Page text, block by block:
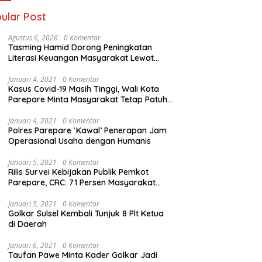
Post
Agustus 6, 2026 0 Komentar
Tasming Hamid Dorong Peningkatan
Literasi Keuangan Masyarakat Lewat
Januari 4, 2021 0 Komentar
Kasus Covid-19 Masih Tinggi, Wali Kota
Parepare Minta Masyarakat Tetap Patuhi
Januari 4, 2021 0 Komentar
Polres Parepare ‘Kawal’ Penerapan Jam
Operasional Usaha dengan Humanis
Januari 5, 2021 0 Komentar
Rilis Survei Kebijakan Publik Pemkot
Parepare, CRC: 71 Persen Masyarakat
Januari 5, 2021 0 Komentar
Golkar Sulsel Kembali Tunjuk 8 Plt Ketua
di Daerah
Januari 6, 2021 0 Komentar
Taufan Pawe Minta Kader Golkar Jadi